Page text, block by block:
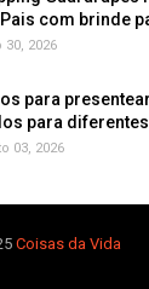
com brinde
30, 2026
para
para
03, 2026
Coisas da Vida